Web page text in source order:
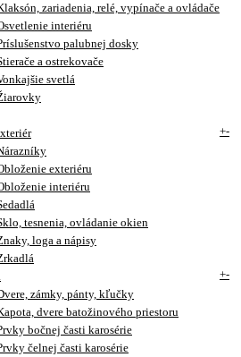
zariadenia, relé, vypínače a ovládače
interiéru
palubnej dosky
a ostrekovače
svetlá
+-
exteriéru
interiéru
tesnenia, ovládanie okien
loga a nápisy
+-
zámky, pánty, kľučky
dvere batožinového priestoru
bočnej časti karosérie
čelnej časti karosérie